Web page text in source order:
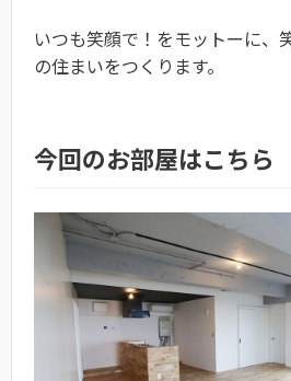
いつも笑顔で！をモットーに、
の住まいをつくります。
今回のお部屋はこちら